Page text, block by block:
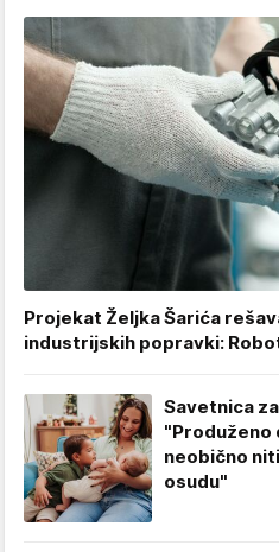
Projekat Željka Šarića
industrijskih popravki:
Savetnica
"Produženo
neobično
osudu"